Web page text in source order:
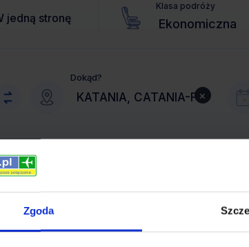
Zgoda
jedną stronę
Klasa podróży
Dokąd?
×